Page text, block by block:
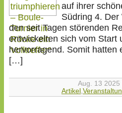
auf ihrer
Südring 4.
den seit Tagen störenden
entwickelten sich vom Start
hervorragend. Somit hatten
[…]
Aug. 13 2025
Artikel ,